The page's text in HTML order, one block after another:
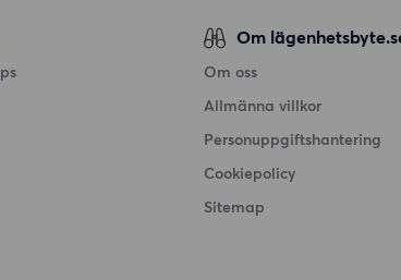
Om
Om oss
Allmänna villkor
Personuppgiftshantering
Cookiepolicy
Sitemap